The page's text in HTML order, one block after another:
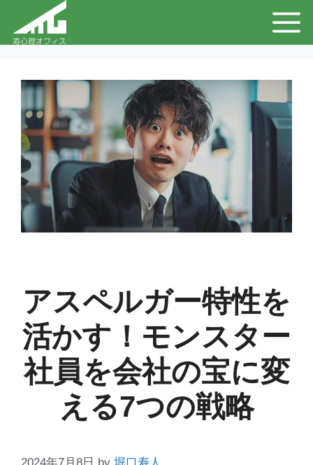
メ
ュ
アスペルガー特性を
活かす！モンスター
社員を会社の宝に変
える7つの戦略